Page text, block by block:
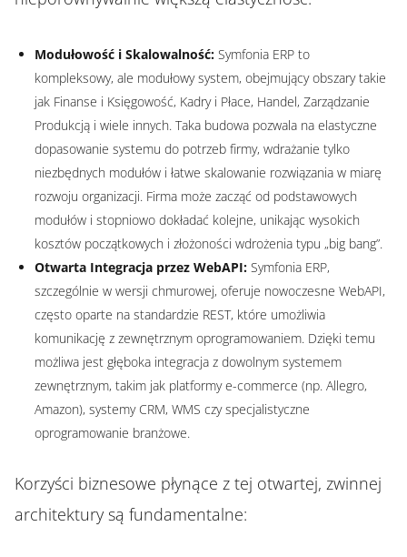
Modułowość i Skalowalność: Symfonia ERP to
kompleksowy, ale modułowy system, obejmujący obszary takie
jak Finanse i Księgowość, Kadry i Płace, Handel, Zarządzanie
Produkcją i wiele innych. Taka budowa pozwala na elastyczne
dopasowanie systemu do potrzeb firmy, wdrażanie tylko
niezbędnych modułów i łatwe skalowanie rozwiązania w miarę
rozwoju organizacji. Firma może zacząć od podstawowych
modułów i stopniowo dokładać kolejne, unikając wysokich
kosztów początkowych i złożoności wdrożenia typu „big bang”.
Otwarta Integracja przez WebAPI: Symfonia ERP,
szczególnie w wersji chmurowej, oferuje nowoczesne WebAPI,
często oparte na standardzie REST, które umożliwia
komunikację z zewnętrznym oprogramowaniem. Dzięki temu
możliwa jest głęboka integracja z dowolnym systemem
zewnętrznym, takim jak platformy e-commerce (np. Allegro,
Amazon), systemy CRM, WMS czy specjalistyczne
oprogramowanie branżowe.
Korzyści biznesowe płynące z tej otwartej, zwinnej
architektury są fundamentalne: